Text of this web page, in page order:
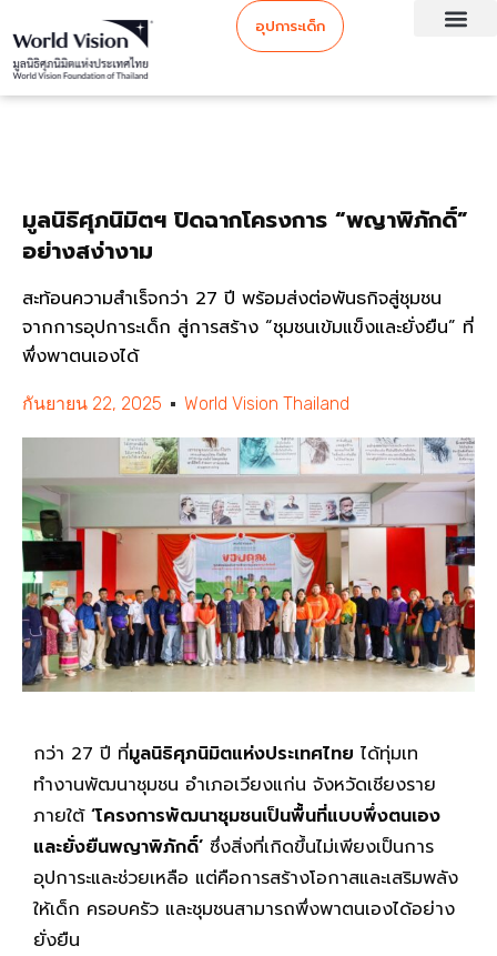
อุปการะเด็ก
มูลนิธิศุภนิมิตฯ ปิดฉากโครงการ “พญาพิภักดิ์”
อย่างสง่างาม
สะท้อนความสำเร็จกว่า 27 ปี พร้อมส่งต่อพันธกิจสู่ชุมชน
จากการอุปการะเด็ก สู่การสร้าง “ชุมชนเข้มแข็งและยั่งยืน” ที่
พึ่งพาตนเองได้
กันยายน 22, 2025 World Vision Thailand
กว่า 27 ปี ที่มูลนิธิศุภนิมิตแห่งประเทศไทย ได้ทุ่มเท
ทำงานพัฒนาชุมชน อำเภอเวียงแก่น จังหวัดเชียงราย
ภายใต้ ‘โครงการพัฒนาชุมชนเป็นพื้นที่แบบพึ่งตนเอง
และยั่งยืนพญาพิภักดิ์’ ซึ่งสิ่งที่เกิดขึ้นไม่เพียงเป็นการ
อุปการะและช่วยเหลือ แต่คือการสร้างโอกาสและเสริมพลัง
ให้เด็ก ครอบครัว และชุมชนสามารถพึ่งพาตนเองได้อย่าง
ยั่งยืน